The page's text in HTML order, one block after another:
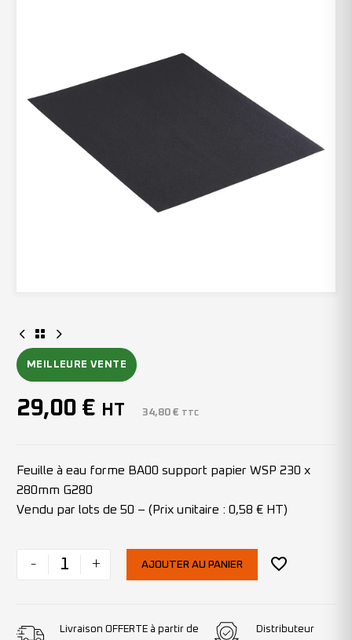
MEILLEURE VENTE
29,00 € HT 34,80 € TTC
Feuille à eau forme BA00 support papier WSP 230 x
280mm G280
Vendu par lots de 50 – (Prix unitaire : 0,58 € HT)
- + AJOUTER AU PANIER
Livraison OFFERTE à partir de
Distributeur